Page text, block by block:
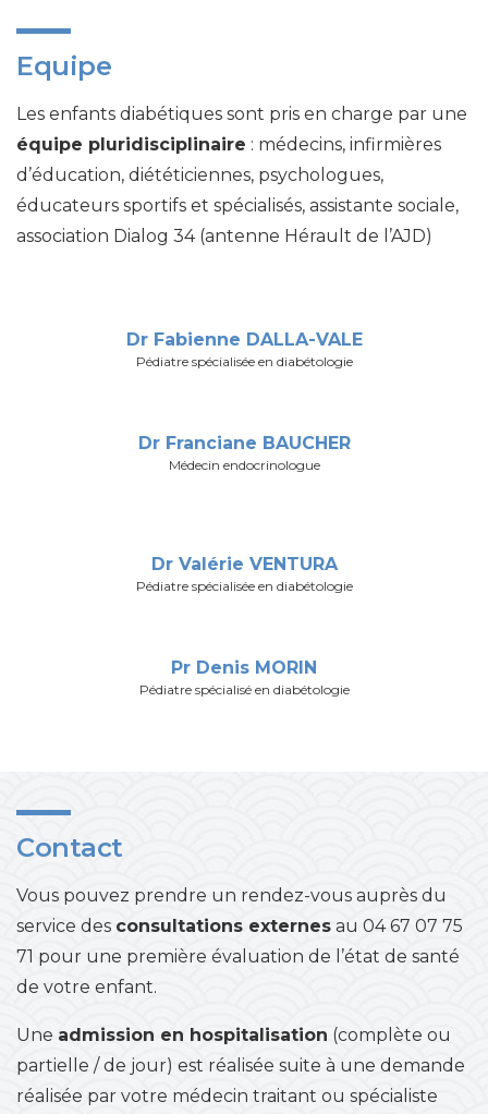
Equipe
Les enfants diabétiques sont pris en charge par une
équipe pluridisciplinaire : médecins, infirmières
d’éducation, diététiciennes, psychologues,
éducateurs sportifs et spécialisés, assistante sociale,
association Dialog 34 (antenne Hérault de l’AJD)
Dr Fabienne DALLA-VALE
Pédiatre spécialisée en diabétologie
Dr Franciane BAUCHER
Médecin endocrinologue
Dr Valérie VENTURA
Pédiatre spécialisée en diabétologie
Pr Denis MORIN
Pédiatre spécialisé en diabétologie
Contact
Vous pouvez prendre un rendez-vous auprès du
service des consultations externes au 04 67 07 75
71 pour une première évaluation de l’état de santé
de votre enfant.
Une admission en hospitalisation (complète ou
partielle / de jour) est réalisée suite à une demande
réalisée par votre médecin traitant ou spécialiste